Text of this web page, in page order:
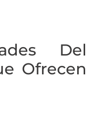
Del
Ofrecen